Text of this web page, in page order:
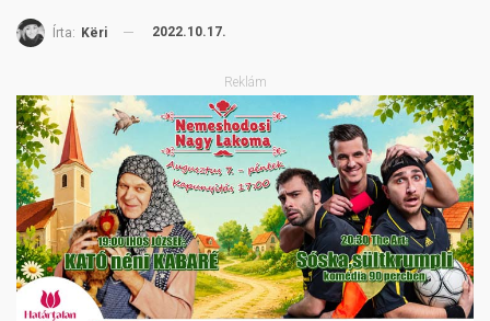
Írta: Këri 2022.10.17.
Reklám